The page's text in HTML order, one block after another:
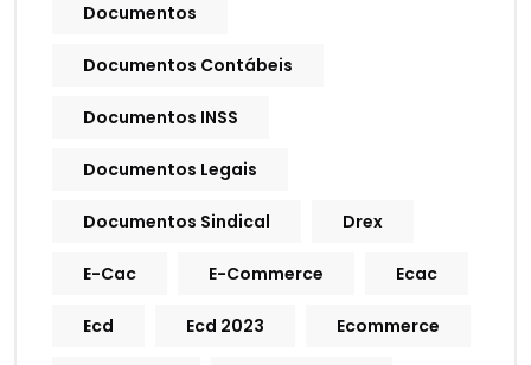
Documentos
Documentos Contábeis
Documentos INSS
Documentos Legais
Documentos Sindical Drex
E-Cac E-Commerce Ecac
Ecd Ecd 2023 Ecommerce